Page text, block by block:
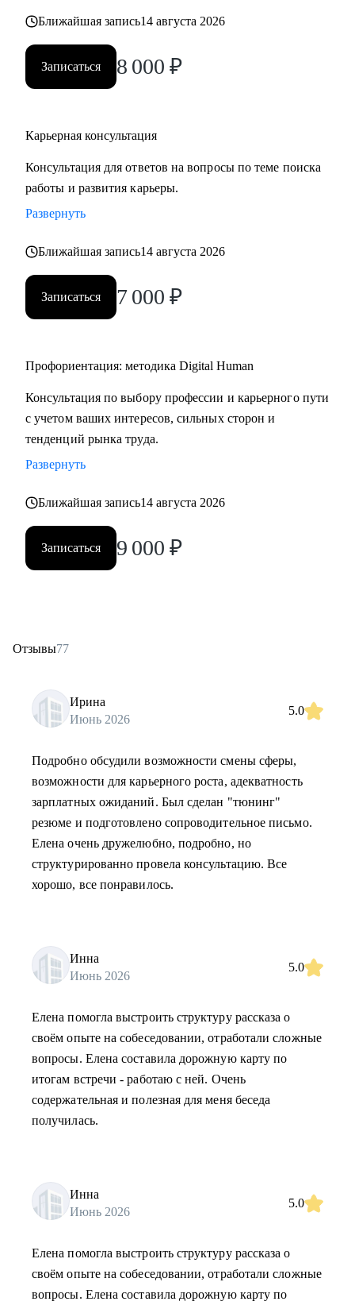
карьерных кризисов
Кому могу помочь:
• Руководителям высшего звена и Директорам
(Supply Chain), Электронной коммерции (E-commerce)
Региональные и Территориальные менеджеры, HR бизнес-
партнеры (HRBP)
• Ведущим специалистам и ключевым экспертам:
Бухгалтеры, Финансовые менеджеры, Маркетологи,
Менеджеры по продажам, Торговые представители
• Операционному и Торговому персоналу: Продавцы-
консультанты, Кассиры, Складские работники,
• Начинающим специалистам (Ассистенты, Младшие
Постоянно повышаю квалификацию через тренинги по
актуальным HR-технологиям и профориентации
кейсами и аналитикой в сфере карьерного развития
Моя миссия — привести вас туда, где ваша деятельность
приносит не только финансовый результат, но и личное
Ближайшая запись14 августа 2026
Записаться 8 000 ₽
Карьерная консультация
Консультация для ответов на вопросы по теме поиска
работы и развития карьеры.
Развернуть
Ближайшая запись14 августа 2026
Записаться 7 000 ₽
Профориентация: методика Digital Human
Консультация по выбору профессии и карьерного пути
с учетом ваших интересов, сильных сторон и
тенденций рынка труда.
Развернуть
Ближайшая запись14 августа 2026
Записаться 9 000 ₽
Отзывы77
Ирина
Июнь 2026
5.0
Подробно обсудили возможности смены сферы,
возможности для карьерного роста, адекватность
зарплатных ожиданий. Был сделан "тюнинг"
резюме и подготовлено сопроводительное письмо.
Елена очень дружелюбно, подробно, но
структурированно провела консультацию. Все
хорошо, все понравилось.
Инна
Июнь 2026
5.0
Елена помогла выстроить структуру рассказа о
своём опыте на собеседовании, отработали сложные
вопросы. Елена составила дорожную карту по
итогам встречи - работаю с ней. Очень
содержательная и полезная для меня беседа
получилась.
Инна
Июнь 2026
5.0
Елена помогла выстроить структуру рассказа о
своём опыте на собеседовании, отработали сложные
вопросы. Елена составила дорожную карту по